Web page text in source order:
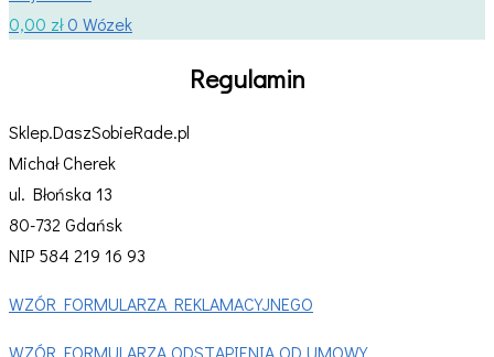
0,00 zł 0 Wózek
Regulamin
Sklep.DaszSobieRade.pl
Michał Cherek
ul. Błońska 13
80-732 Gdańsk
NIP 584 219 16 93
WZÓR FORMULARZA REKLAMACYJNEGO
WZÓR FORMULARZA ODSTĄPIENIA OD UMOWY